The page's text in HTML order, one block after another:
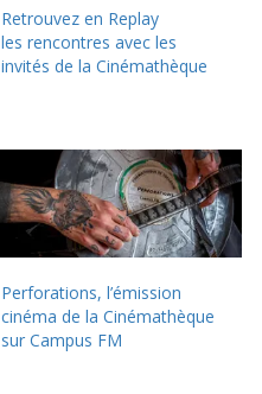
Retrouvez en Replay
les rencontres avec les
invités de la Cinémathèque
Perforations, l’émission
cinéma de la Cinémathèque
sur Campus FM